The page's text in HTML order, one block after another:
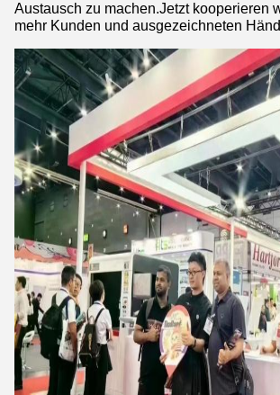
Austausch zu machen.Jetzt kooperieren
mehr Kunden und ausgezeichneten